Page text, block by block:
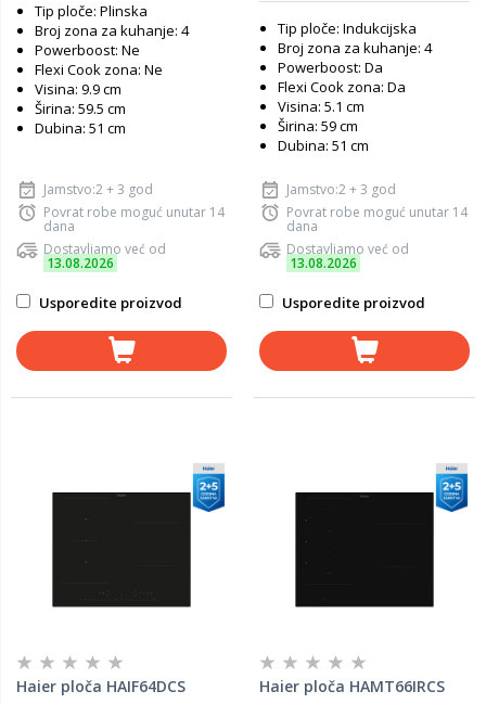
Tip ploče: Plinska
Broj zona za kuhanje: 4
Powerboost: Ne
Flexi Cook zona: Ne
Visina: 9.9 cm
Širina: 59.5 cm
Dubina: 51 cm
Jamstvo:2 + 3 god
Povrat robe moguć unutar 14
dana
Dostavljamo već od
13.08.2026
Usporedite proizvod
Tip ploče: Indukcijska
Broj zona za kuhanje: 4
Powerboost: Da
Flexi Cook zona: Da
Visina: 5.1 cm
Širina: 59 cm
Dubina: 51 cm
Jamstvo:2 + 3 god
Povrat robe moguć unutar 14
dana
Dostavljamo već od
13.08.2026
Usporedite proizvod
Haier ploča HAIF64DCS Haier ploča HAMT66IRCS